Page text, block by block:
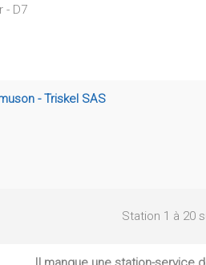
- D7
- Triskel SAS
Station 1 à 20